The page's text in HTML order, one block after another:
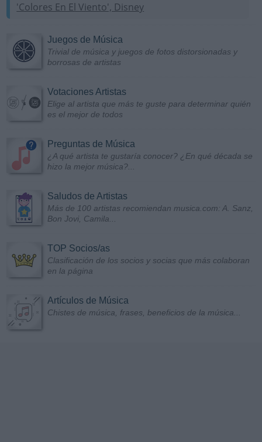
'Colores En El Viento', Disney
Juegos de Música
Trivial de música y juegos de fotos distorsionadas y
borrosas de artistas
Votaciones Artistas
Elige al artista que más te guste para determinar quién
es el mejor de todos
Preguntas de Música
¿A qué artista te gustaría conocer? ¿En qué década se
hizo la mejor música?...
Saludos de Artistas
Más de 100 artistas recomiendan musica.com: A. Sanz,
Bon Jovi, Camila...
TOP Socios/as
Clasificación de los socios y socias que más colaboran
en la página
Artículos de Música
Chistes de música, frases, beneficios de la música...